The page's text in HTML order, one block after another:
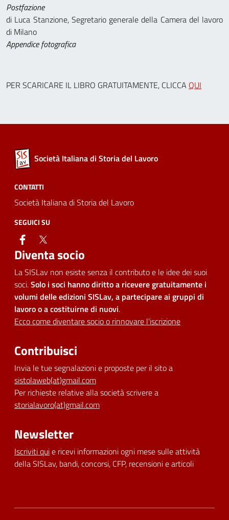
Postfazione
di Luca Stanzione, Segretario generale della Camera del lavoro
di Milano
Appendice fotografica
PER SCARICARE IL LIBRO GRATUITAMENTE, CLICCA QUI
Società Italiana di Storia del Lavoro
CONTATTI
Società Italiana di Storia del Lavoro
SEGUICI SU
facebook
Diventa socio
La SISLav non esiste senza il contributo e le idee dei suoi
soci.Solo i soci hanno diritto a ricevere gratuitamente i
volumi delle edizioni SISLav, a partecipare ai gruppi di
lavoro o a costituirne di nuovi.
Ecco come diventare socio o rinnovare l'iscrizione
Contribuisci
Invia le tue segnalazioni e proposte per il sito a
sistolaweb(at)gmail.com
Per richieste relative alla società scrivere a
storialavoro(at)gmail.com
Newsletter
Iscriviti quie ricevi informazioni ogni mese sulle attività
della SISLav, bandi, concorsi, CFP, recensioni e articoli
Dichiarazione di accessibilità